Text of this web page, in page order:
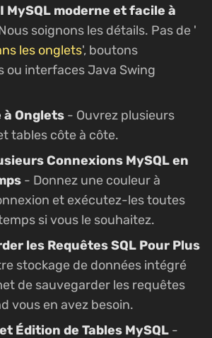
MySQL moderne et facile à
soignons les détails. Pas de '
les onglets', boutons
ou interfaces Java Swing
Onglets - Ouvrez plusieurs
tables côte à côte.
Connexions MySQL en
- Donnez une couleur à
et exécutez-les toutes
si vous le souhaitez.
les Requêtes SQL Pour Plus
stockage de données intégré
de sauvegarder les requêtes
vous en avez besoin.
Édition de Tables MySQL -